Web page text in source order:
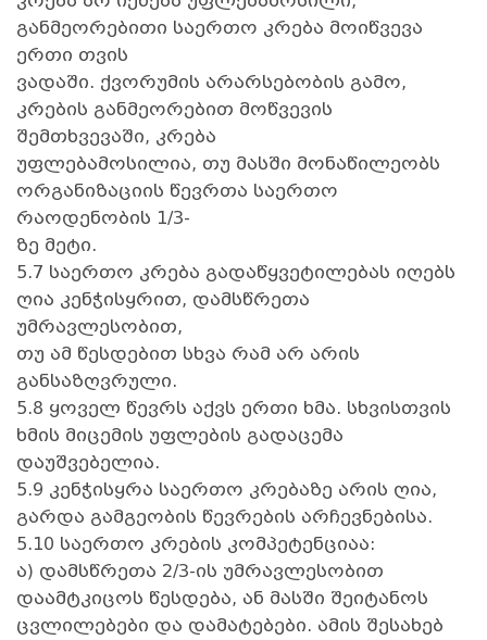
განმეორებითი საერთო კრება მოიწვევა
ერთი თვის
ვადაში. ქვორუმის არარსებობის გამო,
კრების განმეორებით მოწვევის
შემთხვევაში, კრება
უფლებამოსილია, თუ მასში მონაწილეობს
ორგანიზაციის წევრთა საერთო
რაოდენობის 1/3-
ზე მეტი.
5.7 საერთო კრება გადაწყვეტილებას იღებს
ღია კენჭისყრით, დამსწრეთა
უმრავლესობით,
თუ ამ წესდებით სხვა რამ არ არის
განსაზღვრული.
5.8 ყოველ წევრს აქვს ერთი ხმა. სხვისთვის
ხმის მიცემის უფლების გადაცემა
დაუშვებელია.
5.9 კენჭისყრა საერთო კრებაზე არის ღია,
გარდა გამგეობის წევრების არჩევნებისა.
5.10 საერთო კრების კომპეტენციაა:
ა) დამსწრეთა 2/3-ის უმრავლესობით
დაამტკიცოს წესდება, ან მასში შეიტანოს
ცვლილებები და დამატებები. ამის შესახებ